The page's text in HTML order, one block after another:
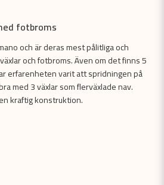
fotbroms
och är deras mest pålitliga och
och fotbroms. Även om det finns 5
erfarenheten varit att spridningen på
med 3 växlar som flerväxlade nav.
kraftig konstruktion.